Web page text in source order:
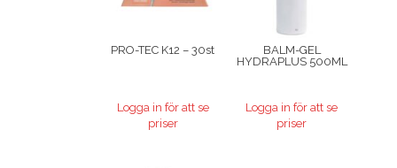
PRO-TEC K12 – 30st
Logga in för att se
priser
BALM-GEL
HYDRAPLUS 500ML
Logga in för att se
priser